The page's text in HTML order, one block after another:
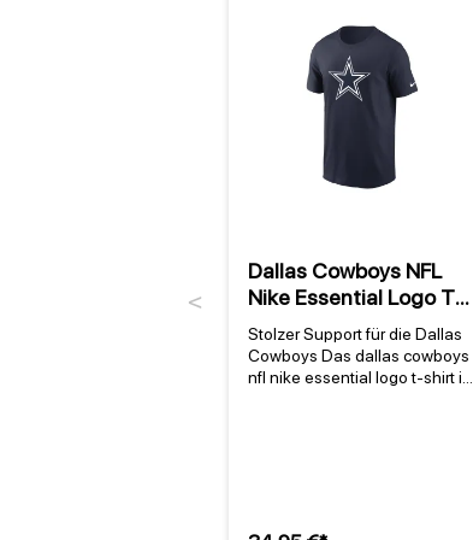
Previous
Dallas Cowboys NFL
Nike Essential Logo T-
Shirt Navy
Stolzer Support für die Dallas
Cowboys Das dallas cowboys
nfl nike essential logo t-shirt in
Teams der Liga. Gegründet